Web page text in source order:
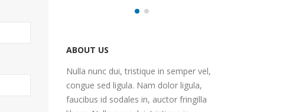
ABOUT US
Nulla nunc dui, tristique in semper vel,
congue sed ligula. Nam dolor ligula,
faucibus id sodales in, auctor fringilla